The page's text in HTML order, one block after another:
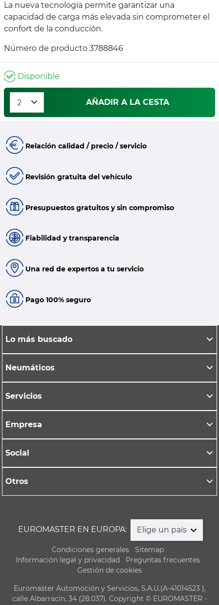
La nueva tecnología permite garantizar una
capacidad de carga más elevada sin comprometer el
confort de la conducción.
Número de producto 3788846
Disponible
AÑADIR A LA CESTA
Relación calidad / precio / servicio
Revisión gratuita del vehículo
Presupuestos gratuitos y sin compromiso
Fiabilidad y transparencia
Una red de expertos a tu servicio
Pago 100% seguro
Lo más buscado
Neumáticos
Servicios
Empresa
Social
Otros
EUROMASTER EN EUROPA: Elige un país
Condiciones generales
Sitemap
Información legal y privacidad
Preguntas frecuentes
Gestión de cookies
Euromaster Automoción y Servicios, S.A.U.(A-41014523 ),
calle Albarracín, 34 (28.037). Copyright © EUROMASTER -